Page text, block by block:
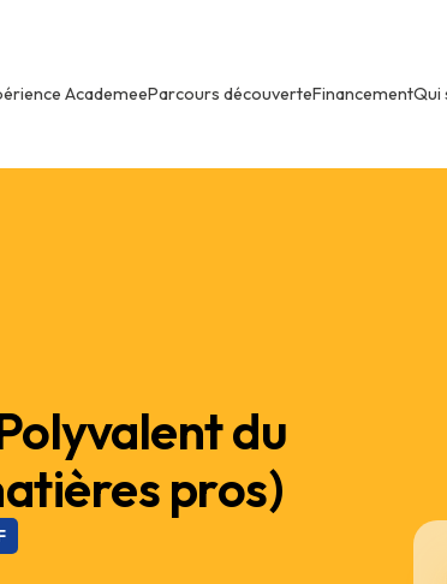
AcademeeParcours découverteFinancementQui
du
pros)